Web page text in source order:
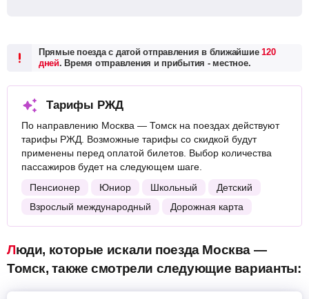
Прямые поезда с датой отправления в ближайшие120
дней. Время отправления и прибытия - местное.
Тарифы РЖД
По направлению Москва — Томск на поездах действуют
тарифы РЖД. Возможные тарифы со скидкой будут
применены перед оплатой билетов. Выбор количества
пассажиров будет на следующем шаге.
Пенсионер
Юниор Школьный
Детский
Взрослый международный
Дорожная карта
Люди, которые искали поезда Москва —
Томск, также смотрели следующие варианты: